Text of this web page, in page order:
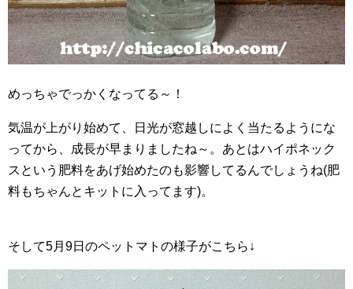
めっちゃでっかくなってる～！
気温が上がり始めて、日光が窓越しによく当たるようにな
ってから、成長が早まりましたね～。あとはハイポネック
スという肥料をあげ始めたのも影響してるんでしょうね(肥
料もちゃんとキットに入ってます)。
そして5月9日のペットマトの様子がこちら↓